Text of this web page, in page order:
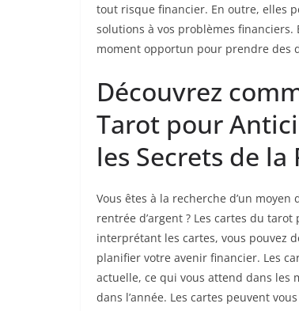
tout risque financier. En outre, elles
solutions à vos problèmes
moment opportun pour prendre des
Découvrez
Tarot pour
les Secrets de la
Vous êtes à la recherche d’un
rentrée d’argent ? Les cartes du
interprétant les cartes, vous pouvez
planifier votre avenir financier. Les
actuelle, ce qui vous attend dans les
dans l’année. Les cartes peuvent